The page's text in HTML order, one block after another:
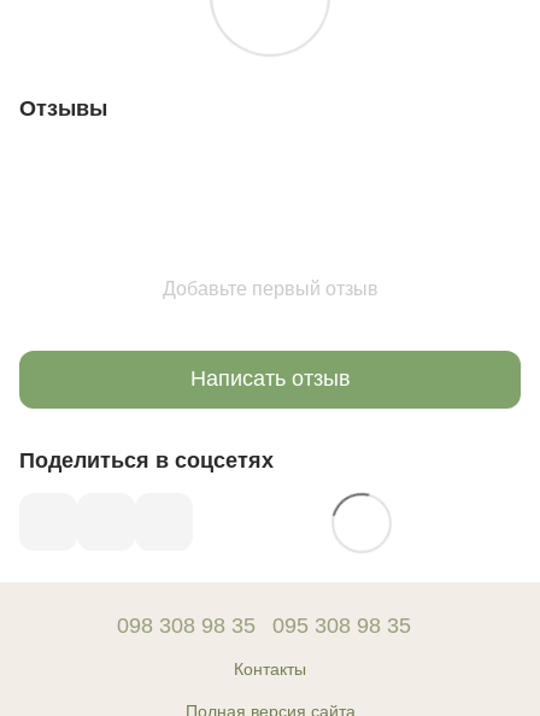
Отзывы
Добавьте первый отзыв
Написать отзыв
Поделиться в соцсетях
098 308 98 35 095 308 98 35
Контакты
Полная версия сайта